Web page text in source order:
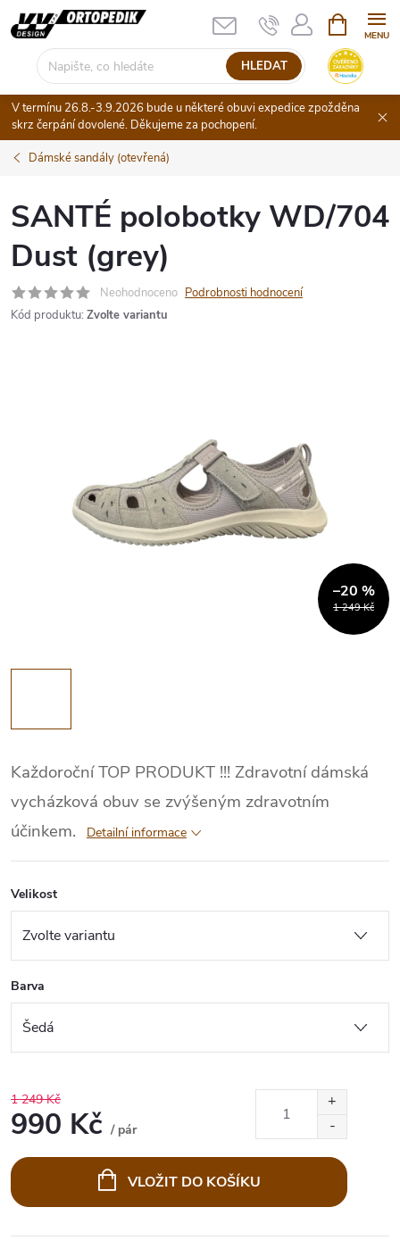
Přejít
na
HLEDAT
NÁKUPNÍ
KOŠÍK
V termínu 26.8.-3.9.2026 bude u některé obuvi expedice zpožděna
skrz čerpání dovolené. Děkujeme za pochopení.
Dámské sandály (otevřená)
SANTÉ polobotky WD/704
Dust (grey)
Neohodnoceno Podrobnosti hodnocení
Kód produktu: Zvolte variantu
1 249 Kč
–20 %
Každoroční TOP PRODUKT !!! Zdravotní dámská
vycházková obuv se zvýšeným zdravotním
účinkem.
Detailní informace
Velikost
Barva
1 249 Kč
990 Kč / pár
cena:
VLOŽIT DO KOŠÍKU